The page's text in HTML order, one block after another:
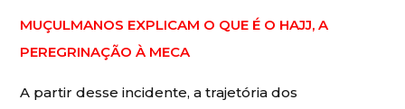
MUÇULMANOS EXPLICAM O QUE É O HAJJ, A
PEREGRINAÇÃO À MECA
A partir desse incidente, a trajetória dos